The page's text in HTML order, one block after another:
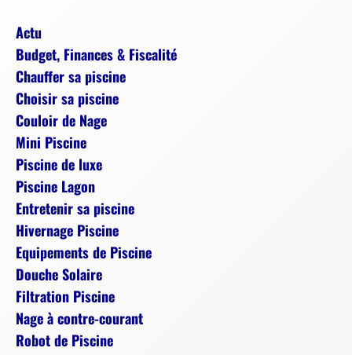
Actu
Budget, Finances & Fiscalité
Chauffer sa piscine
Choisir sa piscine
Couloir de Nage
Mini Piscine
Piscine de luxe
Piscine Lagon
Entretenir sa piscine
Hivernage Piscine
Equipements de Piscine
Douche Solaire
Filtration Piscine
Nage à contre-courant
Robot de Piscine